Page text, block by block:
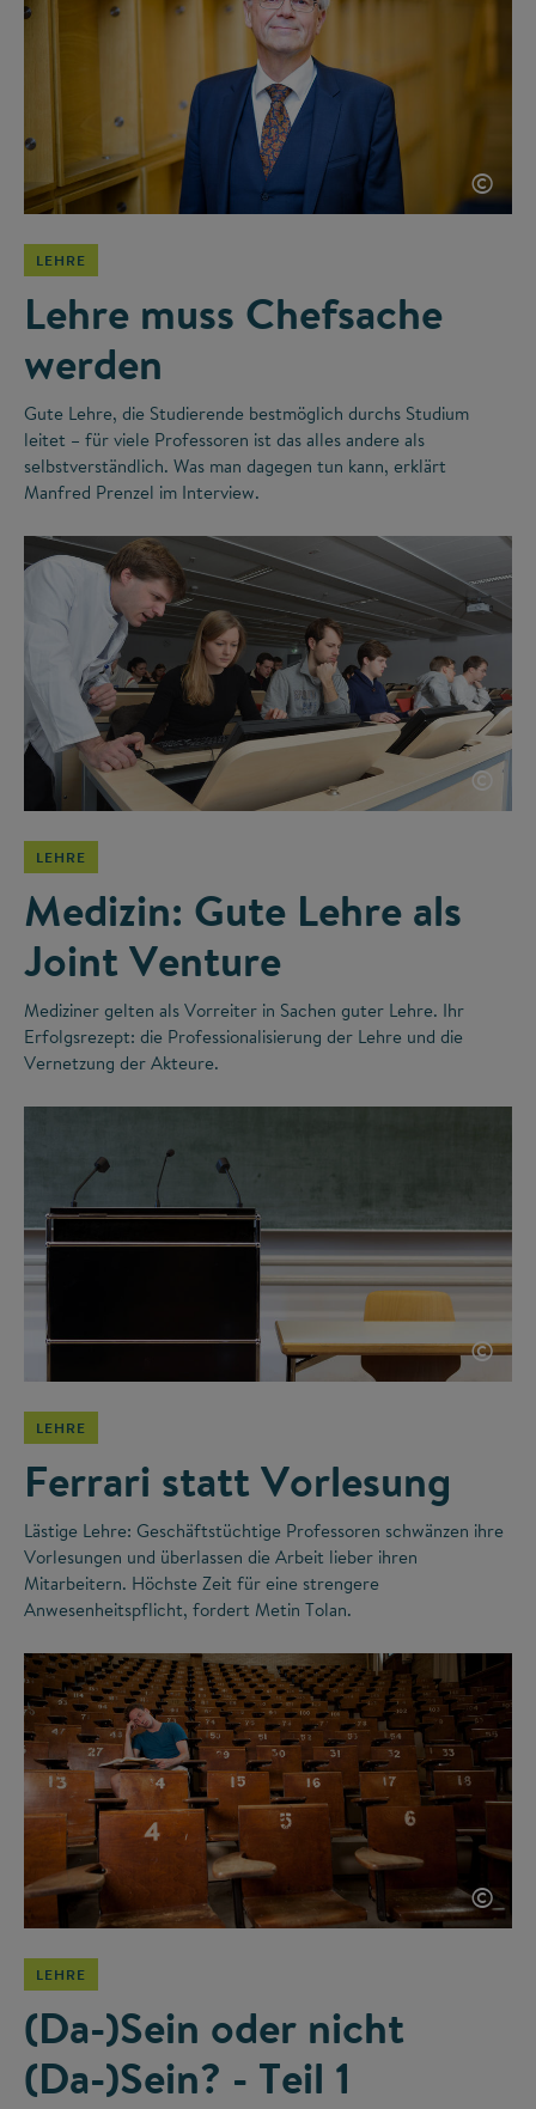
©
LEHRE
Lehre muss Chefsache
werden
Gute Lehre, die Studierende bestmöglich durchs Studium
leitet – für viele Professoren ist das alles andere als
selbstverständlich. Was man dagegen tun kann, erklärt
Manfred Prenzel im Interview.
©
LEHRE
Medizin: Gute Lehre als
Joint Venture
Mediziner gelten als Vorreiter in Sachen guter Lehre. Ihr
Erfolgsrezept: die Professionalisierung der Lehre und die
Vernetzung der Akteure.
©
LEHRE
Ferrari statt Vorlesung
Lästige Lehre: Geschäftstüchtige Professoren schwänzen ihre
Vorlesungen und überlassen die Arbeit lieber ihren
Mitarbeitern. Höchste Zeit für eine strengere
Anwesenheitspflicht, fordert Metin Tolan.
©
LEHRE
(Da-)Sein oder nicht
(Da-)Sein? - Teil 1